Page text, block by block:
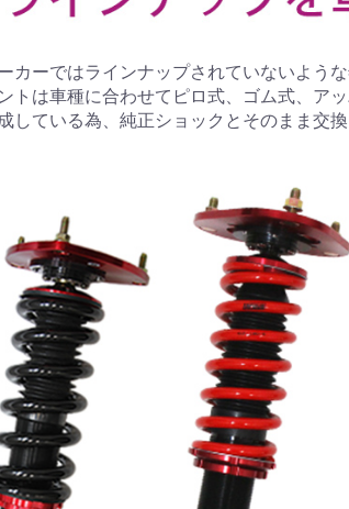
カーではラインナップされていないよう
トは車種に合わせてピロ式、ゴム式、ア
している為、純正ショックとそのまま交